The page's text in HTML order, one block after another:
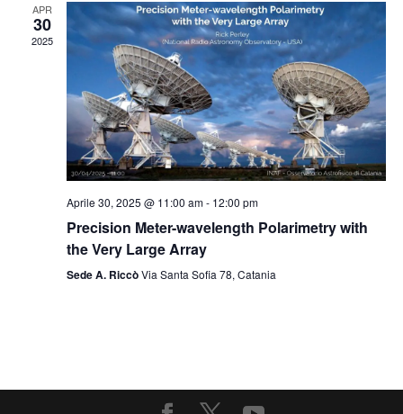
APR
30
2025
Aprile 30, 2025 @ 11:00 am- 12:00 pm
Precision Meter-wavelength Polarimetry with
the Very Large Array
Sede A. RiccòVia Santa Sofia 78, Catania